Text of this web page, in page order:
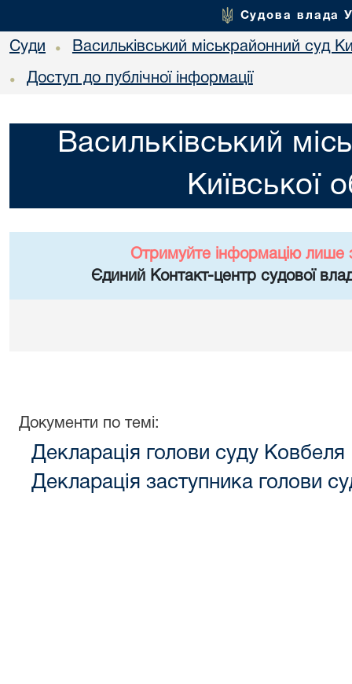
Судова влада
Суди • Васильківський міськрайонний суд
• Доступ до публічної інформації
Васильківський
Київської
Отримуйте інформацію лише
Єдиний Контакт-центр судової
Документи по темі:
Декларація голови суду
Декларація заступника голови